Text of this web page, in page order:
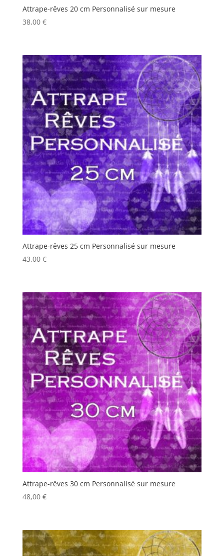
Attrape-rêves 20 cm Personnalisé sur mesure
38,00 €
Attrape-rêves 25 cm Personnalisé sur mesure
43,00 €
Attrape-rêves 30 cm Personnalisé sur mesure
48,00 €